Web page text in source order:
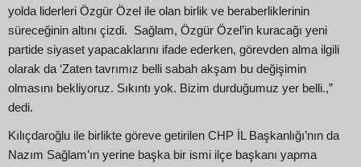
yolda liderleri Özgür Özel ile olan birlik ve beraberliklerinin
süreceğinin altını çizdi. Sağlam, Özgür Özel’in kuracağı yeni
partide siyaset yapacaklarını ifade ederken, görevden alma ilgili
olarak da ‘Zaten tavrımız belli sabah akşam bu değişimin
olmasını bekliyoruz. Sıkıntı yok. Bizim durduğumuz yer belli.,”
dedi.
Kılıçdaroğlu ile birlikte göreve getirilen CHP İL Başkanlığı’nın da
Nazım Sağlam’ın yerine başka bir ismi ilçe başkanı yapma